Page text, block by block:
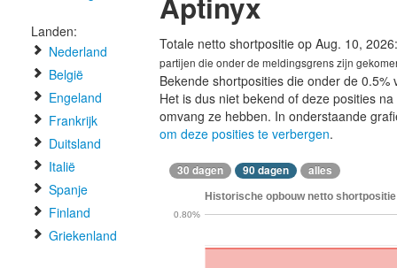
Landen:
Nederland
België
Engeland
Frankrijk
Duitsland
Italië
Spanje
Finland
Griekenland
Totale netto shortpositie op Aug. 10,
partijen die onder de meldingsgrens zijn
Bekende shortposities die onder de
Het is dus niet bekend of deze posities
omvang ze hebben. In onderstaande
om deze posities te verbergen.
30 dagen 90 dagen alles
Historische opbouw netto
0.80%